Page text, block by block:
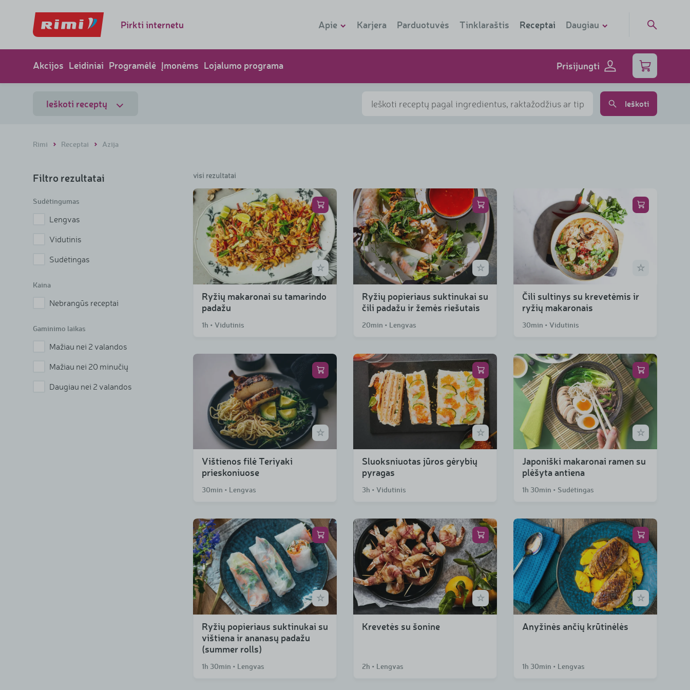
Pirkti internetu Apie
Apie Rimi
Asortimentas
Kontaktai
Karjera Parduotuvės Tinklaraštis Receptai Daugiau
Sąskaitos
Tiekėjams
Skenuok telefonu
Socialinė kortelė
Prisijungti
Akcijos Leidiniai Programėlė Įmonėms Lojalumo programa
Ieškoti
Ieškoti receptų
Rimi Receptai Azija
Filtro rezultatai
Sudėtingumas
Lengvas
Vidutinis
Sudėtingas
Kaina
Nebrangūs receptai
Gaminimo laikas
Mažiau nei 2 valandos
Mažiau nei 20 minučių
Daugiau nei 2 valandos
visi rezultatai
Ryžių makaronai su tamarindo
padažu
1h • Vidutinis
Ryžių popieriaus suktinukai su
čili padažu ir žemės riešutais
20min • Lengvas
Čili sultinys su krevetėmis ir
ryžių makaronais
30min • Vidutinis
Vištienos filė Teriyaki
prieskoniuose
30min • Lengvas
Sluoksniuotas jūros gėrybių
pyragas
3h • Vidutinis
Japoniški makaronai ramen su
plėšyta antiena
1h 30min • Sudėtingas
Ryžių popieriaus suktinukai su
vištiena ir ananasų padažu
(summer rolls)
1h 30min • Lengvas
Krevetės su šonine
2h • Lengvas
Anyžinės ančių krūtinėlės
1h 30min • Lengvas